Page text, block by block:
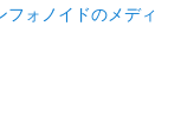
ォノイドのメディ